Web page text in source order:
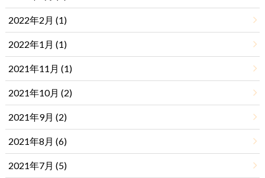
2022年2月 (1)
2022年1月 (1)
2021年11月 (1)
2021年10月 (2)
2021年9月 (2)
2021年8月 (6)
2021年7月 (5)